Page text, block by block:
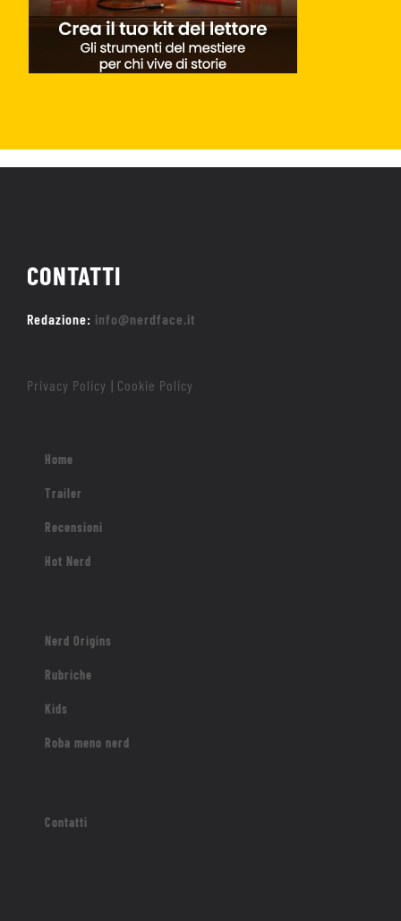
CONTATTI
Redazione: info@nerdface.it
Privacy Policy | Cookie Policy
Home
Trailer
Recensioni
Hot Nerd
Nerd Origins
Rubriche
Kids
Roba meno nerd
Contatti